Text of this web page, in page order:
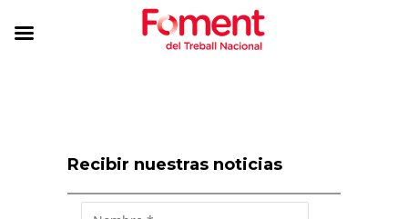
Recibir nuestras noticias